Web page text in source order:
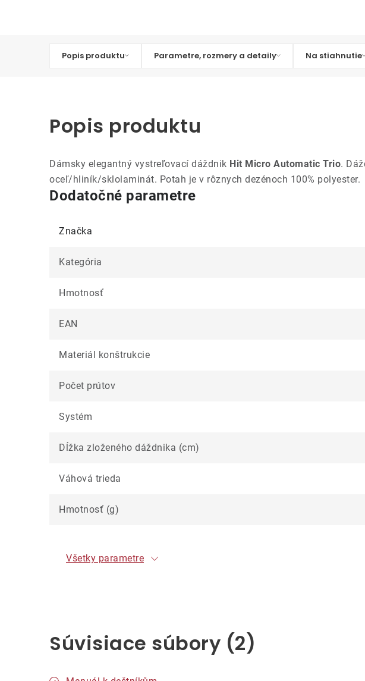
Popis produktu Parametre, rozmery a detaily Na stiahnutie
Popis produktu
Dámsky elegantný vystreľovací dáždnik Hit Micro Automatic Trio.
oceľ/hliník/sklolaminát. Potah je v rôznych dezénoch 100% polyester.
Dodatočné parametre
Značka
Kategória
Hmotnosť
EAN
Materiál konštrukcie
Počet prútov
Systém
Dĺžka zloženého dáždnika (cm)
Váhová trieda
Hmotnosť (g)
Všetky parametre
Súvisiace súbory (2)